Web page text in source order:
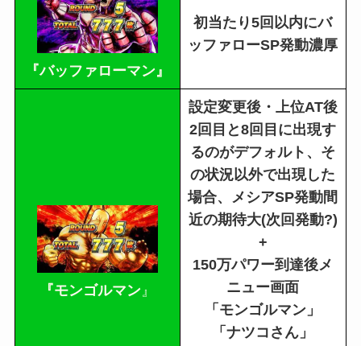
『バッファローマン』
初当たり5回以内にバ
ッファローSP発動濃厚
『モンゴルマン』
設定変更後・上位AT後
2回目と8回目に出現す
るのがデフォルト、そ
の状況以外で出現した
場合、メシアSP発動間
近の期待大(次回発動?)
+
150万パワー到達後メ
ニュー画面
「モンゴルマン」
「ナツコさん」